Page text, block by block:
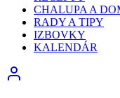
CHALUPA A
RADY A TIPY
IZBOVKY
KALENDÁR